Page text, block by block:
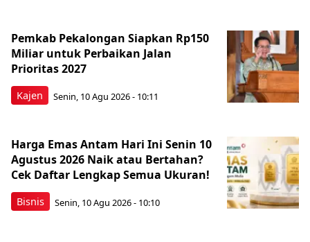
Kajen
Pemkab Pekalongan Siapkan Rp150
Miliar untuk Perbaikan Jalan
Prioritas 2027
Senin, 10 Agu 2026 - 10:11
Bisnis
Harga Emas Antam Hari Ini Senin 10
Agustus 2026 Naik atau Bertahan?
Cek Daftar Lengkap Semua Ukuran!
Senin, 10 Agu 2026 - 10:10